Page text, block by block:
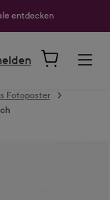
entdecken
Fotoposter